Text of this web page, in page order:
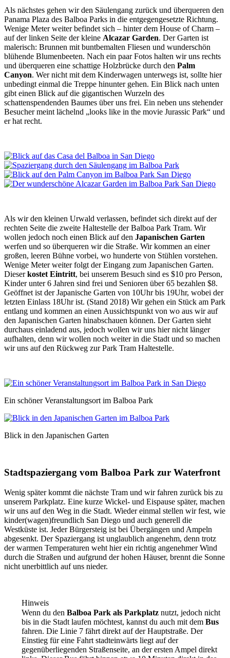
Als nächstes gehen wir den Säulengang zurück und überqueren den
Panama Plaza des Balboa Parks in die entgegengesetzte Richtung.
Wenige Meter weiter befindet sich – hinter dem House of Charm –
auf der linken Seite der kleine Alcazar Garden. Der Garten ist
malerisch: Brunnen mit buntbemalten Fliesen und wunderschön
blühende Blumenbeeten. Nach ein paar Fotos halten wir uns rechts
und überqueren eine schattige Holzbrücke durch den Palm
Canyon. Wer nicht mit dem Kinderwagen unterwegs ist, sollte hier
unbedingt einmal die Treppe hinunter gehen. Ein Blick nach unten
gibt einen Blick auf die gigantischen Wurzeln des
schattenspendenden Baumes über uns frei. Ein neben uns stehender
Besucher meint lächelnd „looks like in the movie Jurassic Park“ und
er hat recht.
Als wir den kleinen Urwald verlassen, befindet sich direkt auf der
rechten Seite die zweite Haltestelle der Balboa Park Tram. Wir
wollen jedoch noch einen Blick auf den Japanischen Garten
werfen und so überqueren wir die Straße. Wir kommen an einer
großen, leeren Bühne vorbei, wo hunderte von Stühlen vorstehen.
Wenige Meter weiter folgt der Eingang zum Japanischen Garten.
Dieserkostet Eintritt, bei unserem Besuch sind es $10 pro Person,
Kinder unter 6 Jahren sind frei und Senioren über 65 bezahlen $8.
Geöffnet ist der Japanische Garten von 10Uhr bis 19Uhr, wobei der
letzten Einlass 18Uhr ist. (Stand 2018) Wir gehen ein Stück am Park
entlang und kommen an einen Aussichtspunkt von wo aus wir auf
den Japanischen Garten hinabschauen können. Der Garten sieht
durchaus einladend aus, jedoch wollen wir uns hier nicht länger
aufhalten, denn wir wollen noch weiter in die Stadt und so machen
wir uns auf den Rückweg zur Park Tram Haltestelle.
Ein schöner Veranstaltungsort im Balboa Park
Blick in den Japanischen Garten
Stadtspaziergang vom Balboa Park zur Waterfront
Wenig später kommt die nächste Tram und wir fahren zurück bis zu
unserem Parkplatz. Eine kurze Wickel- und Eispause später, machen
wir uns auf den Weg in die Stadt. Wieder einmal stellen wir fest, wie
kinder(wagen)freundlich San Diego und auch generell die
Westküste ist. Jeder Bürgersteig ist bei Übergängen und Ampeln
abgesenkt. Der Spaziergang ist unglaublich angenehm, denn trotz
der warmen Temperaturen weht hier ein richtig angenehmer Wind
durch die Straßen und aufgrund der hohen Häuser, brennt die Sonne
nicht unerbittlich auf uns nieder.
Hinweis
Wenn du den Balboa Park als Parkplatz nutzt, jedoch nicht
bis in die Stadt laufen möchtest, kannst du auch mit dem Bus
fahren. Die Linie 7 fährt direkt auf der Hauptstraße. Der
Einstieg für eine Fahrt stadteinwärts liegt auf der
gegenüberliegenden Straßenseite, an der ersten Ampel direkt